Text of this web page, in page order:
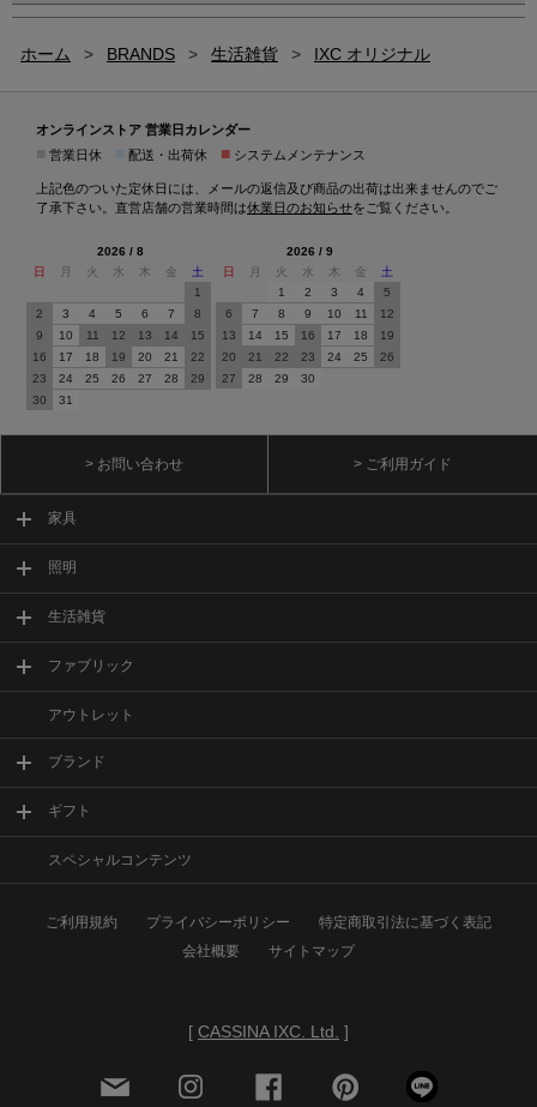
ホーム > BRANDS > 生活雑貨 > IXC オリジナル
オンラインストア 営業日カレンダー
営業日休 配送・出荷休 ■ システムメンテナンス
上記色のついた定休日には、メールの返信及び商品の出荷は出来ませんのでご
了承下さい。直営店舗の営業時間は休業日のお知らせをご覧ください。
2026 / 8
日
月 火 水 木 金
土
1
2
3 4 5 6 7
8
9
10 11 12 13 14
15
16
17 18 19 20 21
22
23
24 25 26 27 28
29
30
31
2026 / 9
日
月 火 水 木 金
土
1
2 3 4
5
6
7 8 9 10 11
12
13
14 15 16 17 18
19
20
21 22 23 24 25
26
27
28 29 30
> お問い合わせ > ご利用ガイド
家具
照明
生活雑貨
ファブリック
アウトレット
ブランド
ギフト
スペシャルコンテンツ
ご利用規約 プライバシーポリシー
特定商取引法に基づく表記
会社概要
サイトマップ
[ CASSINA IXC. Ltd. ]